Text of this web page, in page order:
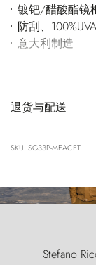
镀钯/醋酸酯镜
防刮、
意大利制造
退货与配送
SKU: SG33P-MEACET
Stefano